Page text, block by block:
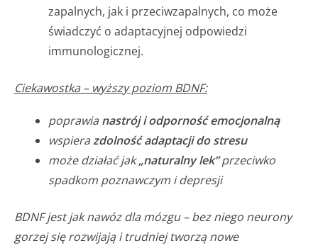
zapalnych, jak i przeciwzapalnych, co może
świadczyć o adaptacyjnej odpowiedzi
immunologicznej.
Ciekawostka – wyższy poziom BDNF:
poprawia nastrój i odporność emocjonalną
wspierazdolność adaptacji do stresu
może działać jak„naturalny lek”przeciwko
spadkom poznawczym i depresji
BDNF jest jak nawóz dla mózgu – bez niego neurony
gorzej się rozwijają i trudniej tworzą nowe